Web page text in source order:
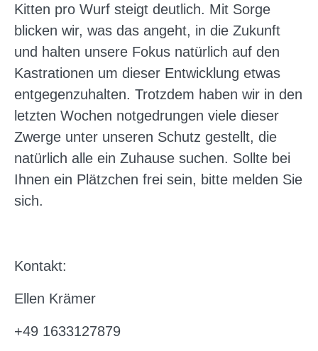
Kitten pro Wurf steigt deutlich. Mit Sorge
blicken wir, was das angeht, in die Zukunft
und halten unsere Fokus natürlich auf den
Kastrationen um dieser Entwicklung etwas
entgegenzuhalten. Trotzdem haben wir in den
letzten Wochen notgedrungen viele dieser
Zwerge unter unseren Schutz gestellt, die
natürlich alle ein Zuhause suchen. Sollte bei
Ihnen ein Plätzchen frei sein, bitte melden Sie
sich.
Kontakt:
Ellen Krämer
+49 1633127879